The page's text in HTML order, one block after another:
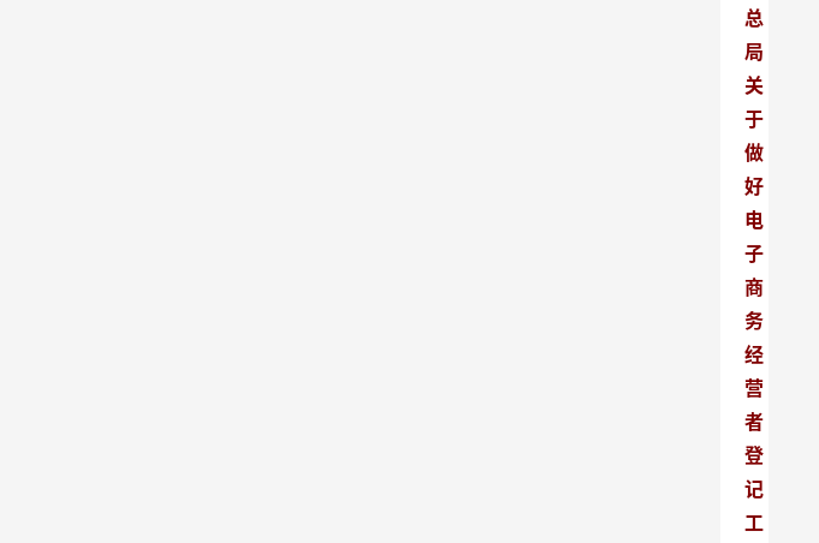
总
局
关
于
做
好
电
子
商
务
经
营
者
登
记
工